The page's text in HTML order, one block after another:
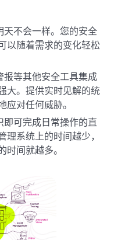
不会一样。您的安全
以随着需求的变化轻松
等其他安全工具集成
大。提供实时见解的统
应对任何威胁。
可完成日常操作的直
系统上的时间越少，
时间就越多。